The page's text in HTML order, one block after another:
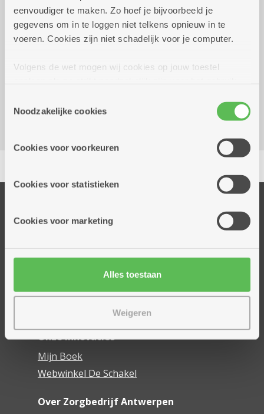
eenvoudiger te maken. Zo hoef je bijvoorbeeld je
gegevens om in te loggen niet telkens opnieuw in te
voeren. Cookies zijn niet schadelijk voor je computer.
Volgens de wet mogen wij cookies op jouw toestel
cookies hebben we jouw toestemming nodig. Sommige
cookies worden geplaatst door derde partijen die een
informatie over jouw (geanonimiseerd) gebruik van onze
partners kunnen deze gegevens combineren met andere
Noodzakelijke cookies
Cookies voor voorkeuren
Cookies voor statistieken
Cookies voor marketing
Alles toestaan
Weigeren
2026
uur
Gratis
Reserveer vervoer
Woonzorgcentrum Hof De Beuken
2180 Ekeren
Thuisdiensten
Assistentiewoningen
Woonzorgcentra
Financieel comfort
Onze innovaties
Mijn Boek
Webwinkel De Schakel
Over Zorgbedrijf Antwerpen